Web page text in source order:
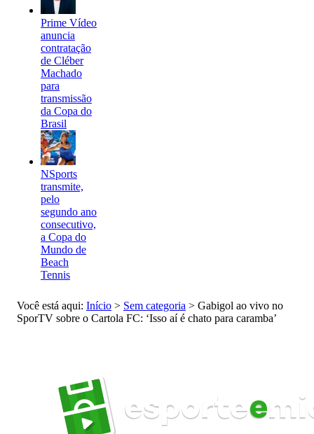
Prime Vídeo
anuncia
contratação
de Cléber
Machado
para
transmissão
da Copa do
Brasil
NSports
transmite,
pelo
segundo ano
consecutivo,
a Copa do
Mundo de
Beach
Tennis
Você está aqui: Início > Sem categoria > Gabigol ao vivo no
SporTV sobre o Cartola FC: ‘Isso aí é chato para caramba’